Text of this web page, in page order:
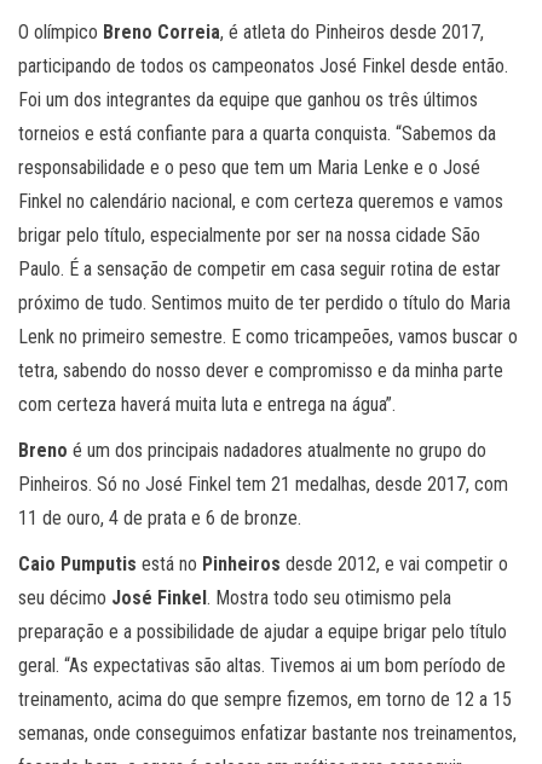
O olímpico Breno Correia, é atleta do Pinheiros desde 2017,
participando de todos os campeonatos José Finkel desde então.
Foi um dos integrantes da equipe que ganhou os três últimos
torneios e está confiante para a quarta conquista. “Sabemos da
responsabilidade e o peso que tem um Maria Lenke e o José
Finkel no calendário nacional, e com certeza queremos e vamos
brigar pelo título, especialmente por ser na nossa cidade São
Paulo. É a sensação de competir em casa seguir rotina de estar
próximo de tudo. Sentimos muito de ter perdido o título do Maria
Lenk no primeiro semestre. E como tricampeões, vamos buscar o
tetra, sabendo do nosso dever e compromisso e da minha parte
com certeza haverá muita luta e entrega na água”.
Breno é um dos principais nadadores atualmente no grupo do
Pinheiros. Só no José Finkel tem 21 medalhas, desde 2017, com
11 de ouro, 4 de prata e 6 de bronze.
Caio Pumputis está no Pinheiros desde 2012, e vai competir o
seu décimo José Finkel . Mostra todo seu otimismo pela
preparação e a possibilidade de ajudar a equipe brigar pelo título
geral. “As expectativas são altas. Tivemos ai um bom período de
treinamento, acima do que sempre fizemos, em torno de 12 a 15
semanas, onde conseguimos enfatizar bastante nos treinamentos,